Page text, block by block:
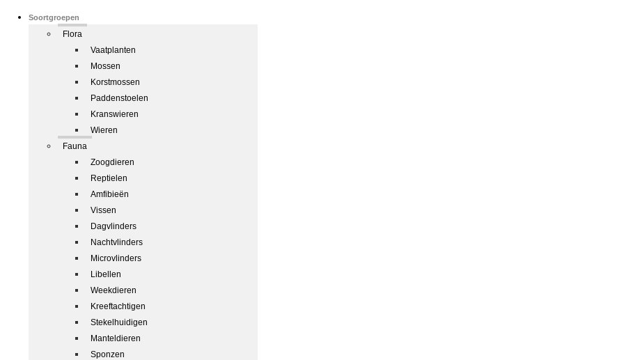
Soortgroepen
Flora
Vaatplanten
Mossen
Korstmossen
Paddenstoelen
Kranswieren
Wieren
Fauna
Zoogdieren
Reptielen
Amfibieën
Vissen
Dagvlinders
Nachtvlinders
Microvlinders
Libellen
Weekdieren
Kreeftachtigen
Stekelhuidigen
Manteldieren
Sponzen